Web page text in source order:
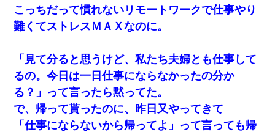
【GJ!】会社から帰宅中、広い駐車場にエンジンかけっ放し
の車を発見。しかも「ヒィ～」みたいな声も聞こえてきた
ので気になって近寄ったら女の子がおっさんの下敷きにな
ってた
13歳娘が元嫁のところから逃げてきた。どう扱ったらいい
のかわからない
俺「初対面でなに言ったか覚えてる？」嫁「臭いんだよ！
キモオタ？だっけ？」俺「だいたい合ってる。で、なんで
告白してきたの？」→
こっちだって慣れないリモートワークで仕事やり
難くてストレスＭＡＸなのに。
「見て分ると思うけど、私たち夫婦とも仕事して
るの。今日は一日仕事にならなかったの分か
る？」って言ったら黙ってた。
で、帰って貰ったのに、昨日又やってきて
「仕事にならないから帰ってよ」って言っても帰